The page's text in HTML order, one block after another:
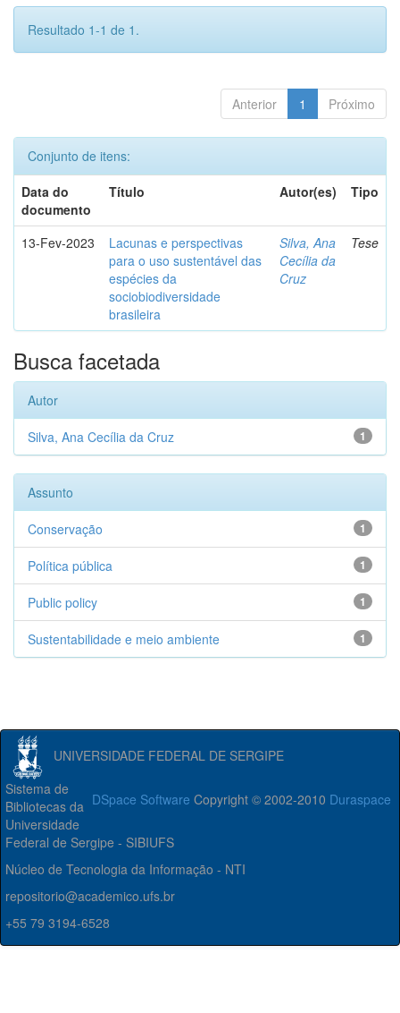
Resultado 1-1 de 1.
Anterior 1 Próximo
Conjunto de itens:
Data do
documento
Título Autor(es) Tipo
13-Fev-2023
Lacunas e perspectivas
para o uso sustentável das
espécies da
sociobiodiversidade
brasileira
Silva, Ana
Cecília da
Cruz
Tese
Busca facetada
Autor
1
Silva, Ana Cecília da Cruz
Assunto
1
Conservação
1
Política pública
1
Public policy
1
Sustentabilidade e meio ambiente
UNIVERSIDADE FEDERAL DE SERGIPE
DSpace Software Copyright © 2002-2010 Duraspace
Sistema de
Bibliotecas da
Universidade
Federal de Sergipe - SIBIUFS
Núcleo de Tecnologia da Informação - NTI
repositorio@academico.ufs.br
+55 79 3194-6528